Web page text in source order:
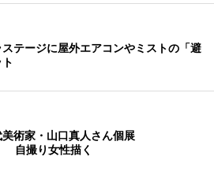
テージに屋外エアコンやミストの「避
術家・山口真人さん個展
自撮り女性描く